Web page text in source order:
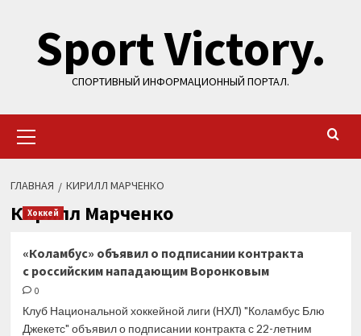
содержимому
Sport Victory.
СПОРТИВНЫЙ ИНФОРМАЦИОННЫЙ ПОРТАЛ.
меню
ГЛАВНАЯ КИРИЛЛ МАРЧЕНКО
Кирилл Марченко
Хоккей
«Коламбус» объявил о подписании контракта
с российским нападающим Воронковым
0
Клуб Национальной хоккейной лиги (НХЛ) "Коламбус Блю
Джекетс" объявил о подписании контракта с 22-летним